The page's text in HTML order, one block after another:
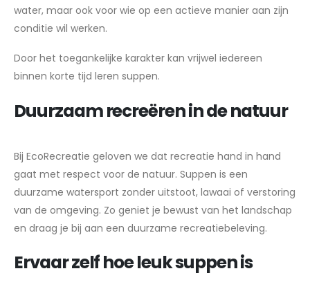
water, maar ook voor wie op een actieve manier aan zijn
conditie wil werken.
Door het toegankelijke karakter kan vrijwel iedereen
binnen korte tijd leren suppen.
Duurzaam recreëren in de natuur
Bij EcoRecreatie geloven we dat recreatie hand in hand
gaat met respect voor de natuur. Suppen is een
duurzame watersport zonder uitstoot, lawaai of verstoring
van de omgeving. Zo geniet je bewust van het landschap
en draag je bij aan een duurzame recreatiebeleving.
Ervaar zelf hoe leuk suppen is